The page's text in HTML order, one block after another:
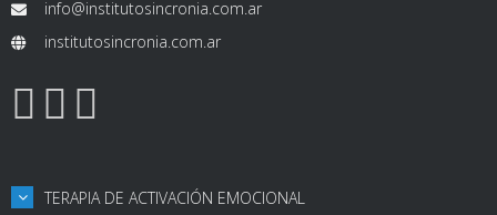
info@institutosincronia.com.ar
institutosincronia.com.ar
TERAPIA DE ACTIVACIÓN EMOCIONAL